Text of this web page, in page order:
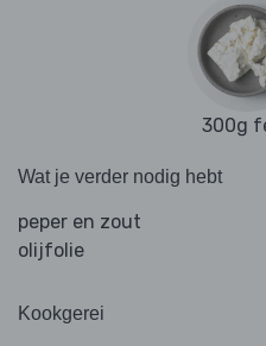
300g
Wat je verder nodig hebt
peper en zout
olijfolie
Kookgerei